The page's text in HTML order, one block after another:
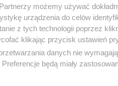
wysokości 2000 złotych.
możemy używać
urządzenia do celów
z tych technologii poprzez
klikając przycisk ustawień
danych nie
będą miały